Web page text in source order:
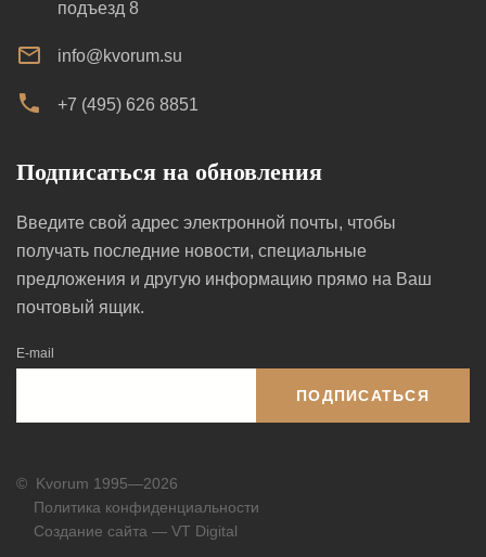
подъезд 8
info@kvorum.su
+7 (495) 626 8851
Подписаться на обновления
Введите свой адрес электронной почты, чтобы
получать последние новости, специальные
предложения и другую информацию прямо на Ваш
почтовый ящик.
E-mail
ПОДПИСАТЬСЯ
© Kvorum 1995—2026
Политика конфиденциальности
Создание сайта — VT Digital